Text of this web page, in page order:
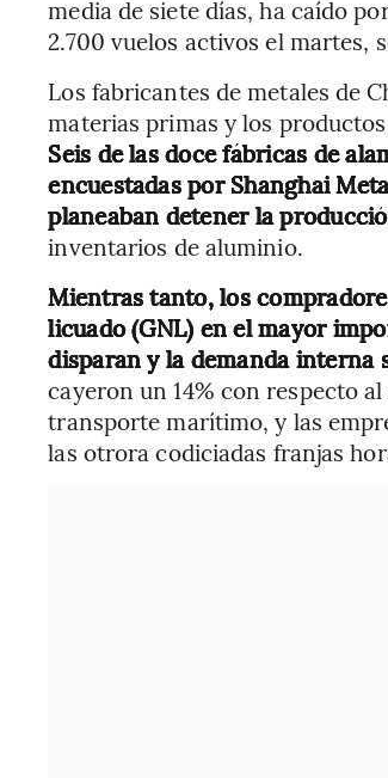
media de siete días, ha caído
2.700 vuelos activos el martes,
Los fabricantes de metales de
materias primas y los
Seis de las doce fábricas de
encuestadas por Shanghai
planeaban detener la
inventarios de aluminio.
Mientras tanto, los
licuado (GNL) en el mayor
disparan y la demanda interna
cayeron un 14% con respecto
transporte marítimo, y las
las otrora codiciadas franjas